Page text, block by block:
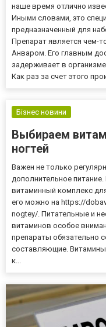
наше время отлично
Иными словами, это
предназначенный для
Препарат является чем-
Анваром. Его главным
задерживает в
Как раз за счет этого
Бізнес новини
Выбираем
ногтей
Важен не только
дополнительное
витаминный комплекс
его можно на https://
nogtey/. Питательные и
витаминов особое
препараты обязательно
составляющие. Витамины
к...